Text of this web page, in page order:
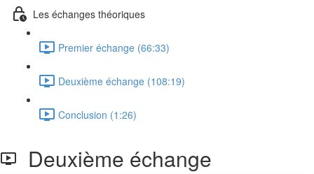
Les échanges théoriques
Premier échange (66:33)
Deuxième échange (108:19)
Conclusion (1:26)
Deuxième échange